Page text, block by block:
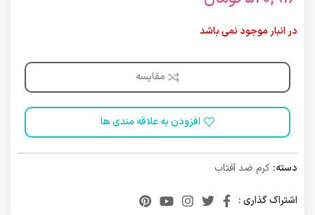
در انبار موجود نمی باشد
مقایسه
افزودن به علاقه مندی ها
دسته: کرم ضد آفتاب
اشتراک گذاری :